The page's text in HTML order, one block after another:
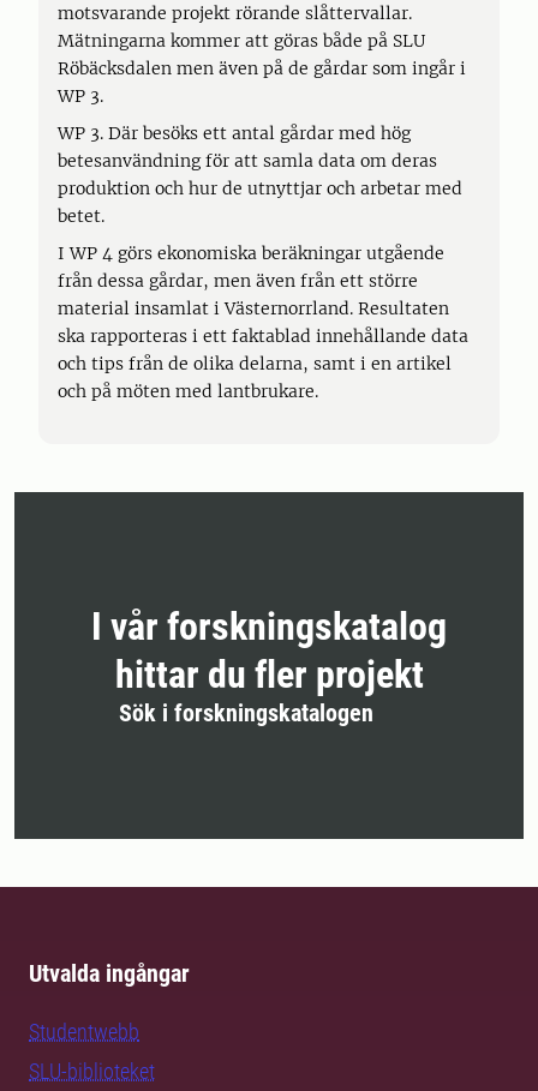
motsvarande projekt rörande slåttervallar.
Mätningarna kommer att göras både på SLU
Röbäcksdalen men även på de gårdar som ingår i
WP 3.
WP 3. Där besöks ett antal gårdar med hög
betesanvändning för att samla data om deras
produktion och hur de utnyttjar och arbetar med
betet.
I WP 4 görs ekonomiska beräkningar utgående
från dessa gårdar, men även från ett större
material insamlat i Västernorrland. Resultaten
ska rapporteras i ett faktablad innehållande data
och tips från de olika delarna, samt i en artikel
och på möten med lantbrukare.
I vår forskningskatalog
hittar du fler projekt
Sök i forskningskatalogen
Utvalda ingångar
Studentwebb
SLU-biblioteket